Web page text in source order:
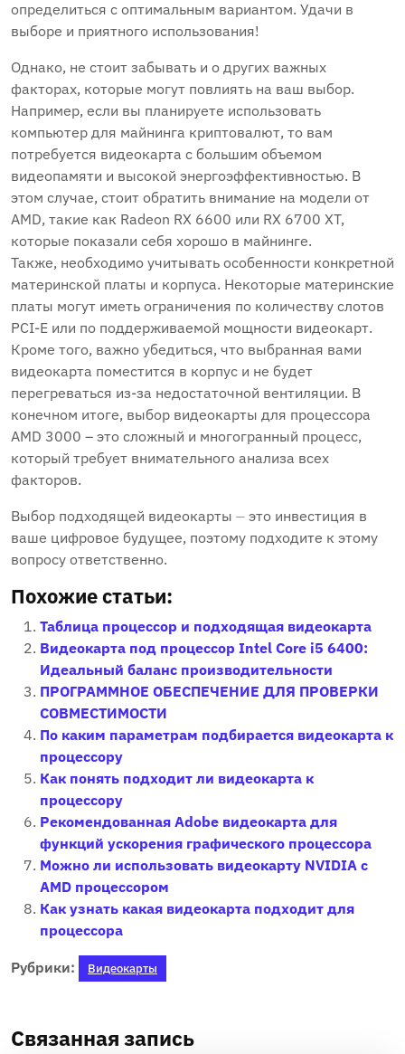
определиться с оптимальным вариантом. Удачи в
выборе и приятного использования!
Однако, не стоит забывать и о других важных
факторах, которые могут повлиять на ваш выбор.
Например, если вы планируете использовать
компьютер для майнинга криптовалют, то вам
потребуется видеокарта с большим объемом
видеопамяти и высокой энергоэффективностью. В
этом случае, стоит обратить внимание на модели от
AMD, такие как Radeon RX 6600 или RX 6700 XT,
которые показали себя хорошо в майнинге.
Также, необходимо учитывать особенности конкретной
материнской платы и корпуса. Некоторые материнские
платы могут иметь ограничения по количеству слотов
PCI-E или по поддерживаемой мощности видеокарт.
Кроме того, важно убедиться, что выбранная вами
видеокарта поместится в корпус и не будет
перегреваться из-за недостаточной вентиляции. В
конечном итоге, выбор видеокарты для процессора
AMD 3000 – это сложный и многогранный процесс,
который требует внимательного анализа всех
факторов.
Выбор подходящей видеокарты ⏤ это инвестиция в
ваше цифровое будущее, поэтому подходите к этому
вопросу ответственно.
Похожие статьи:
Таблица процессор и подходящая видеокарта
Видеокарта под процессор Intel Core i5 6400:
Идеальный баланс производительности
ПРОГРАММНОЕ ОБЕСПЕЧЕНИЕ ДЛЯ ПРОВЕРКИ
СОВМЕСТИМОСТИ
По каким параметрам подбирается видеокарта к
процессору
Как понять подходит ли видеокарта к
процессору
Рекомендованная Adobe видеокарта для
функций ускорения графического процессора
Можно ли использовать видеокарту NVIDIA с
AMD процессором
Как узнать какая видеокарта подходит для
процессора
Рубрики: Видеокарты
Связанная запись